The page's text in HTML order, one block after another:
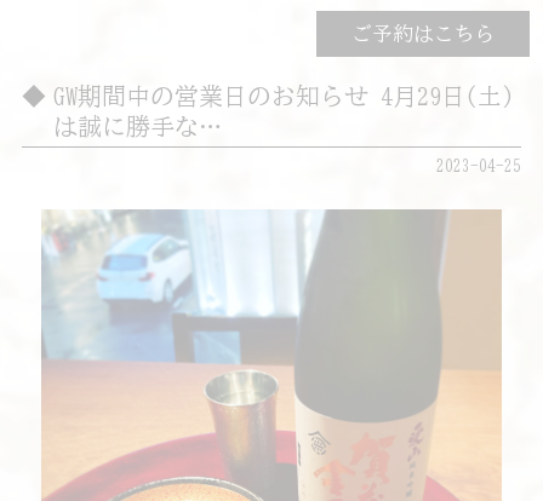
ご予約はこちら
GW期間中の営業日のお知らせ 4月29日(土)
は誠に勝手な…
2023-04-25